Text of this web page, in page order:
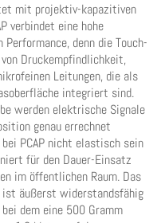
mit projektiv-kapazitiven
verbindet eine hohe
denn die Touch-
Druckempfindlichkeit,
Leitungen, die als
integriert sind.
werden elektrische Signale
genau errechnet
PCAP nicht elastisch sein
für den Dauer-Einsatz
im öffentlichen Raum. Das
äußerst widerstandsfähig
dem eine 500 Gramm